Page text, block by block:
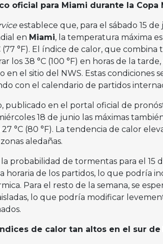
oficial para Miami durante la Copa
establece que, para el sábado 15
en Miami, la temperatura máxima
(77 °F). El índice de calor, que
los 38 °C (100 °F) en horas de la
el sitio del NWS. Estas condiciones
con el calendario de partidos
publicado en el portal oficial de
18 de junio las máximas
°C (80 °F). La tendencia de calor
aledañas.
la probabilidad de tormentas para el 15
horaria de los partidos, lo que podría
Para el resto de la semana, se
lo que podría modificar
de calor tan altos en el sur de